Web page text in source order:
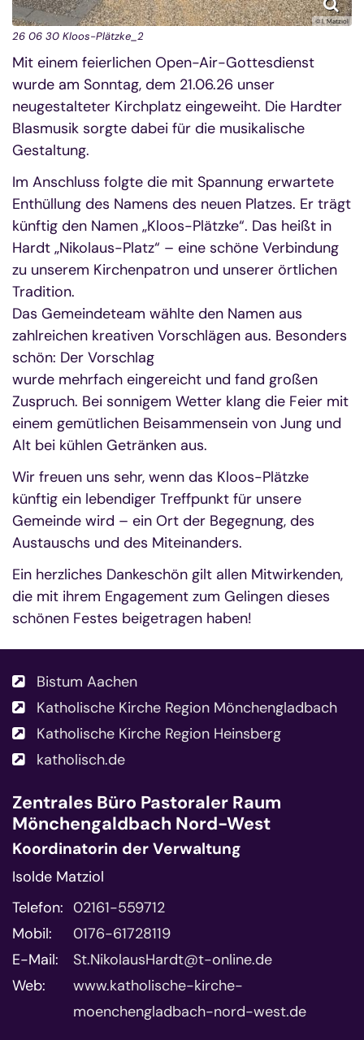
© I. Matziol
26 06 30 Kloos-Plätzke_2
Mit einem feierlichen Open-Air-Gottesdienst
wurde am Sonntag, dem 21.06.26 unser
neugestalteter Kirchplatz eingeweiht. Die Hardter
Blasmusik sorgte dabei für die musikalische
Gestaltung.
Im Anschluss folgte die mit Spannung erwartete
Enthüllung des Namens des neuen Platzes. Er trägt
künftig den Namen „Kloos-Plätzke“. Das heißt in
Hardt „Nikolaus-Platz“ – eine schöne Verbindung
zu unserem Kirchenpatron und unserer örtlichen
Tradition.
Das Gemeindeteam wählte den Namen aus
zahlreichen kreativen Vorschlägen aus. Besonders
schön: Der Vorschlag
wurde mehrfach eingereicht und fand großen
Zuspruch. Bei sonnigem Wetter klang die Feier mit
einem gemütlichen Beisammensein von Jung und
Alt bei kühlen Getränken aus.
Wir freuen uns sehr, wenn das Kloos-Plätzke
künftig ein lebendiger Treffpunkt für unsere
Gemeinde wird – ein Ort der Begegnung, des
Austauschs und des Miteinanders.
Ein herzliches Dankeschön gilt allen Mitwirkenden,
die mit ihrem Engagement zum Gelingen dieses
schönen Festes beigetragen haben!
Bistum Aachen
Katholische Kirche Region Mönchengladbach
Katholische Kirche Region Heinsberg
katholisch.de
Zentrales Büro Pastoraler Raum
Mönchengaldbach Nord-West
Koordinatorin der Verwaltung
Isolde Matziol
Telefon: 02161-559712
Mobil:
0176-61728119
E-Mail:
St.NikolausHardt@t-online.de
Web:
www.katholische-kirche-
moenchengladbach-nord-west.de